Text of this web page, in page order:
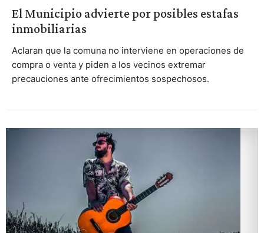
El Municipio advierte por posibles estafas
inmobiliarias
Aclaran que la comuna no interviene en operaciones de
compra o venta y piden a los vecinos extremar
precauciones ante ofrecimientos sospechosos.